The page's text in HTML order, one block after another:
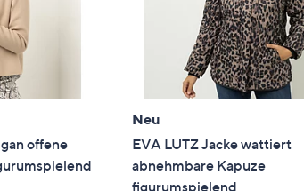
offene
Neu
EVA LUTZ Jacke wattiert
abnehmbare Kapuze
figurumspielend